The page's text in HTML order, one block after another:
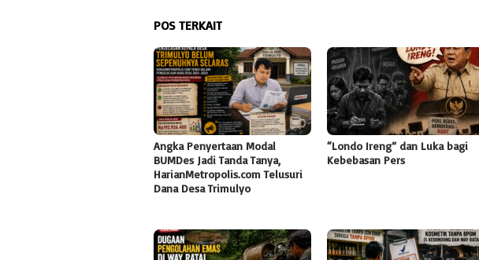
POS TERKAIT
Angka Penyertaan Modal
BUMDes Jadi Tanda Tanya,
HarianMetropolis.com Telusuri
Dana Desa Trimulyo
“Londo Ireng” dan Luka bagi
Kebebasan Pers